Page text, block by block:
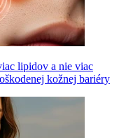
lipidov a nie viac
kožnej bariéry